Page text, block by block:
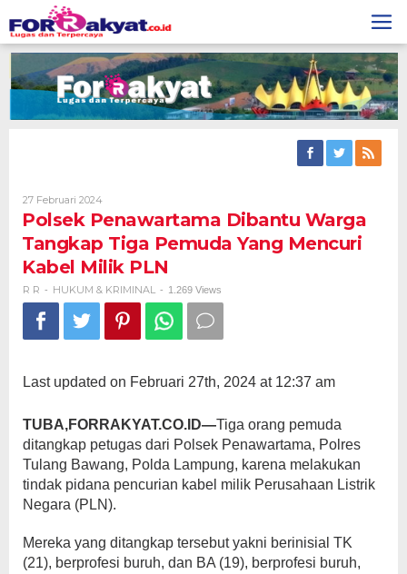
to
content
27 Februari 2024Oleh
R
Polsek Penawartama Dibantu Warga
Tangkap Tiga Pemuda Yang Mencuri
Kabel Milik PLN
R R - HUKUM & KRIMINAL - 1.269 Views
Last updated on Februari 27th, 2024 at 12:37 am
TUBA,FORRAKYAT.CO.ID—Tiga orang pemuda
ditangkap petugas dari Polsek Penawartama, Polres
Tulang Bawang, Polda Lampung, karena melakukan
tindak pidana pencurian kabel milik Perusahaan Listrik
Negara (PLN).
Mereka yang ditangkap tersebut yakni berinisial TK
(21), berprofesi buruh, dan BA (19), berprofesi buruh,